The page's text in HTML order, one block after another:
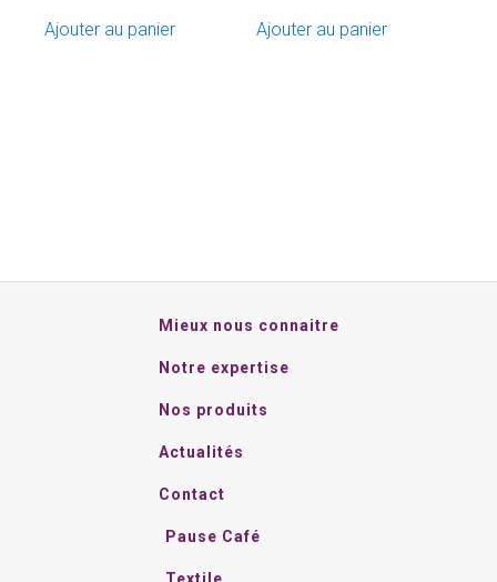
Ajouter au panier Ajouter au panier
Mieux nous connaitre
Notre expertise
Nos produits
Actualités
Contact
Pause Café